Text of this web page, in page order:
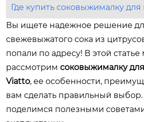
Где купить соковыжималку
Вы ищете надежное решение
свежевыжатого сока из
попали по адресу! В этой
рассмотрим соковыжималку
Viatto, ее особенности,
вам сделать правильный
поделимся полезными